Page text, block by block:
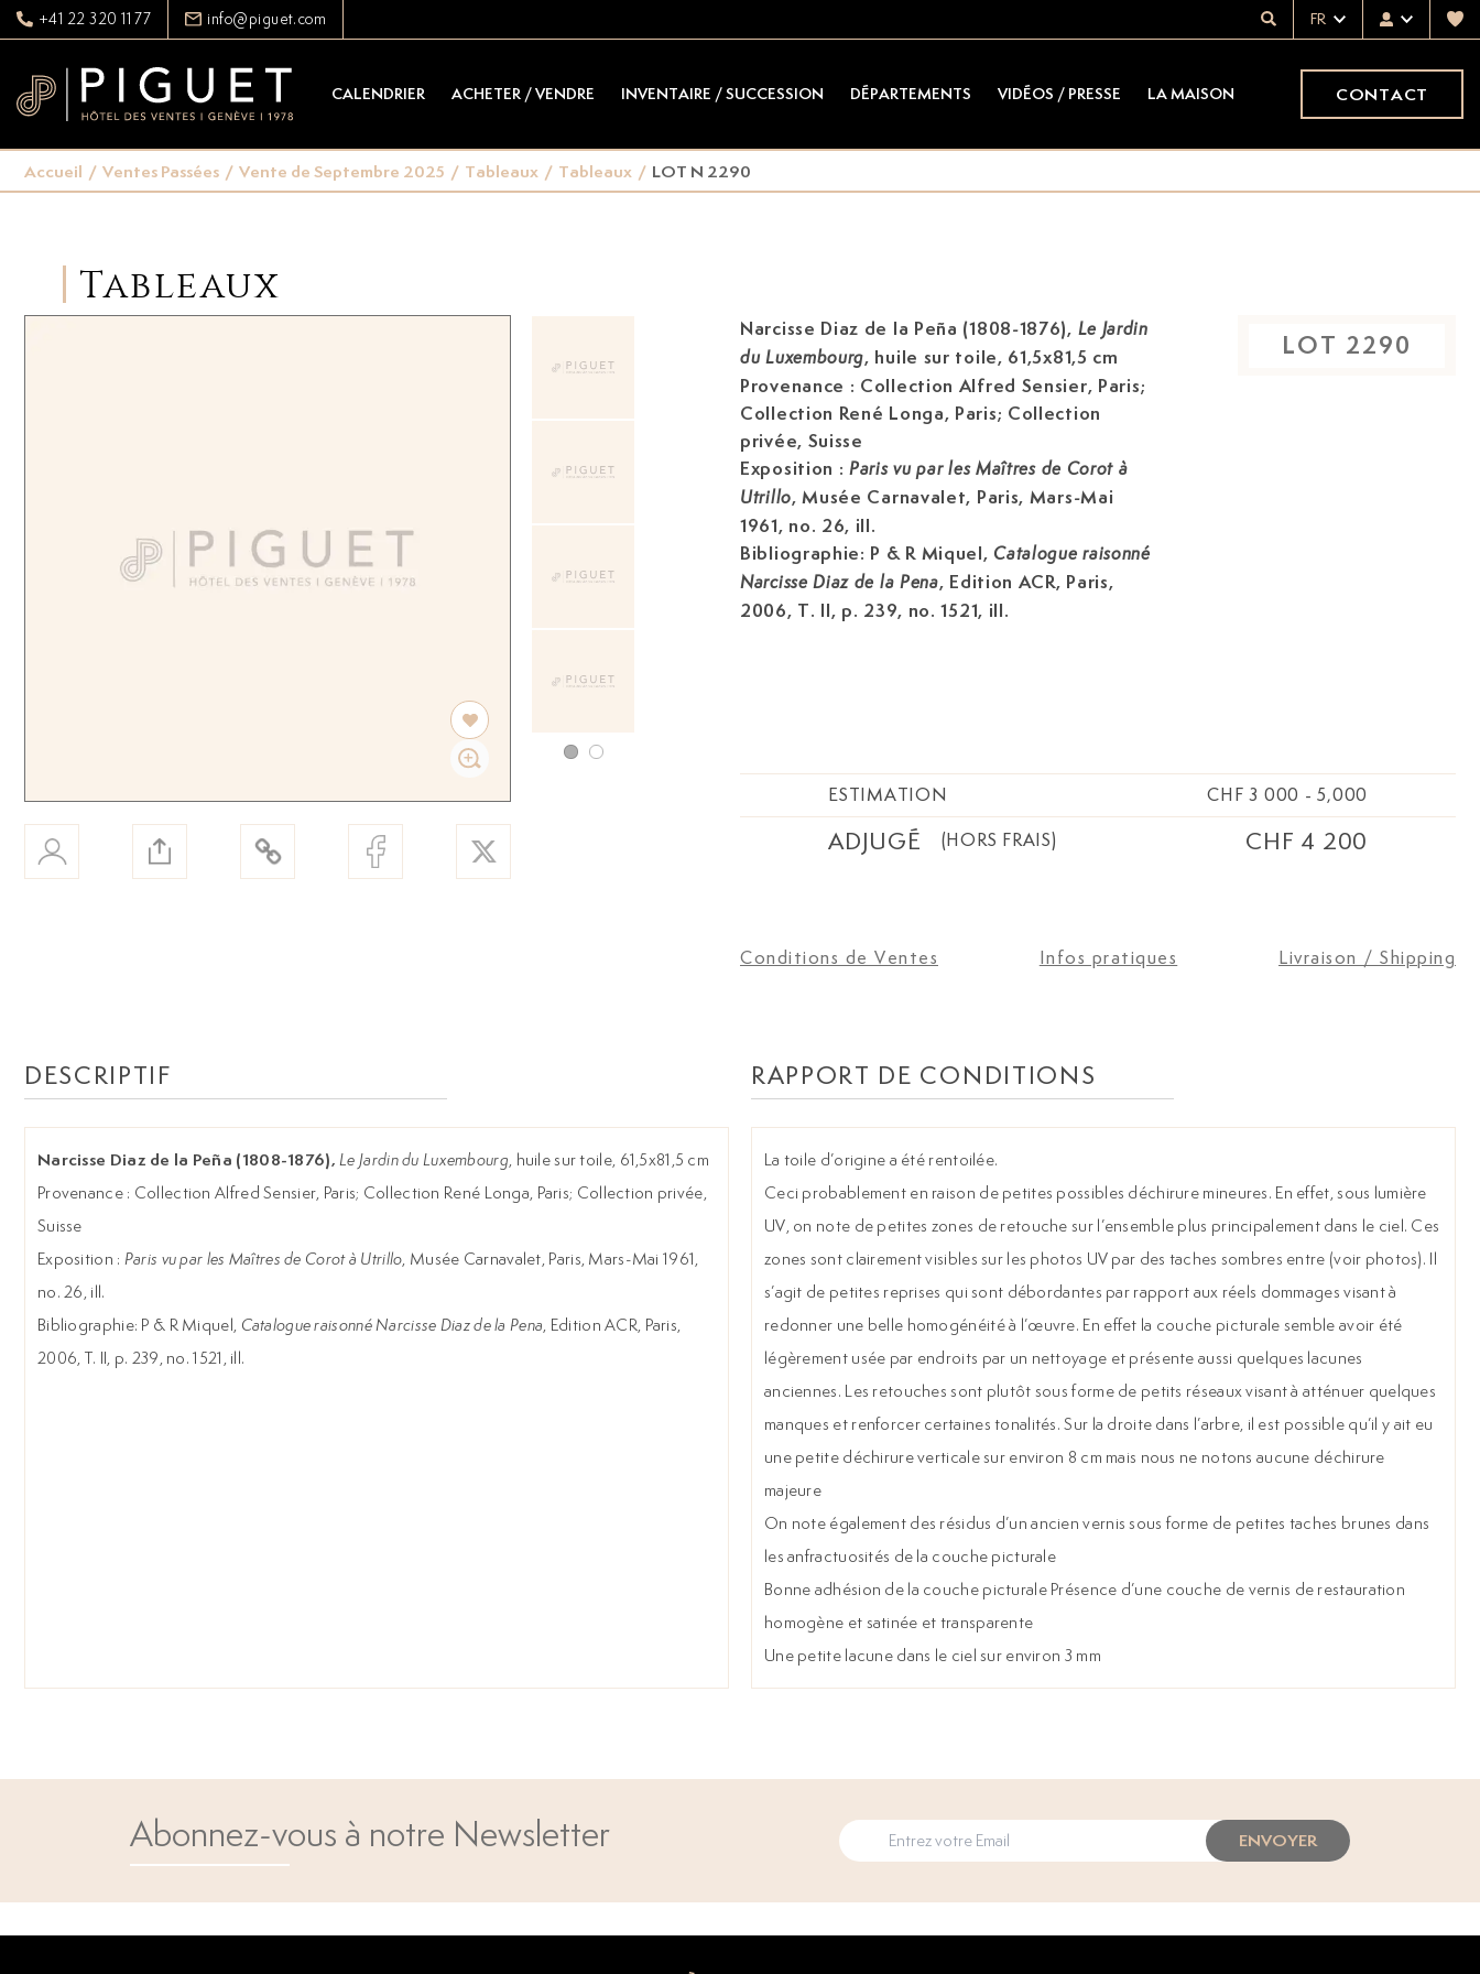
+41 22 320 11 77 info@piguet.com FR
CALENDRIER ACHETER / VENDRE INVENTAIRE / SUCCESSION DÉPARTEMENTS VIDÉOS / PRESSE LA MAISON CONTACT
Accueil / Ventes Passées / Vente de Septembre 2025 / Tableaux / Tableaux / LOT N 2290
Tableaux
Narcisse Diaz de la Peña (1808-1876), Le Jardin
du Luxembourg, huile sur toile, 61,5x81,5 cm
Provenance : Collection Alfred Sensier, Paris;
Collection René Longa, Paris; Collection
privée, Suisse
Exposition :Paris vu par les Maîtres de Corot à
Utrillo, Musée Carnavalet, Paris, Mars-Mai
1961, no. 26, ill.
Bibliographie: P & R Miquel, Catalogue raisonné
Narcisse Diaz de la Pena, Edition ACR, Paris,
2006, T. II, p. 239, no. 1521, ill.
LOT 2290
ESTIMATION CHF 3 000 - 5,000
ADJUGÉ (HORS FRAIS) CHF 4 200
Conditions de Ventes Infos pratiques Livraison / Shipping
DESCRIPTIF
Narcisse Diaz de la Peña (1808-1876), Le Jardin du Luxembourg, huile sur toile, 61,5x81,5 cm
Provenance : Collection Alfred Sensier, Paris; Collection René Longa, Paris; Collection privée,
Suisse
Exposition : Paris vu par les Maîtres de Corot à Utrillo, Musée Carnavalet, Paris, Mars-Mai 1961,
no. 26, ill.
Bibliographie: P & R Miquel, Catalogue raisonné Narcisse Diaz de la Pena, Edition ACR, Paris,
2006, T. II, p. 239, no. 1521, ill.
RAPPORT DE CONDITIONS
La toile d’origine a été rentoilée.
Ceci probablement en raison de petites possibles déchirure mineures. En effet, sous lumière
UV, on note de petites zones de retouche sur l’ensemble plus principalement dans le ciel. Ces
zones sont clairement visibles sur les photos UV par des taches sombres entre (voir photos). Il
s’agit de petites reprises qui sont débordantes par rapport aux réels dommages visant à
redonner une belle homogénéité à l’œuvre. En effet la couche picturale semble avoir été
légèrement usée par endroits par un nettoyage et présente aussi quelques lacunes
anciennes. Les retouches sont plutôt sous forme de petits réseaux visant à atténuer quelques
manques et renforcer certaines tonalités. Sur la droite dans l’arbre, il est possible qu’il y ait eu
une petite déchirure verticale sur environ 8 cm mais nous ne notons aucune déchirure
majeure
On note également des résidus d’un ancien vernis sous forme de petites taches brunes dans
les anfractuosités de la couche picturale
Bonne adhésion de la couche picturale Présence d’une couche de vernis de restauration
homogène et satinée et transparente
Une petite lacune dans le ciel sur environ 3 mm
Abonnez-vous à notre Newsletter ENVOYER